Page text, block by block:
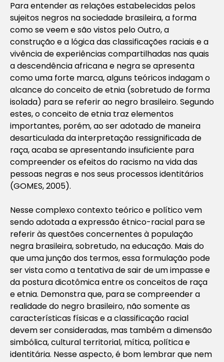
Para entender as relações estabelecidas pelos
sujeitos negros na sociedade brasileira, a forma
como se veem e são vistos pelo Outro, a
construção e a lógica das classificações raciais e a
vivência de experiências compartilhadas nas quais
a descendência africana e negra se apresenta
como uma forte marca, alguns teóricos indagam o
alcance do conceito de etnia (sobretudo de forma
isolada) para se referir ao negro brasileiro. Segundo
estes, o conceito de etnia traz elementos
importantes, porém, ao ser adotado de maneira
desarticulada da interpretação ressignificada de
raça, acaba se apresentando insuficiente para
compreender os efeitos do racismo na vida das
pessoas negras e nos seus processos identitários
(GOMES, 2005).
Nesse complexo contexto teórico e político vem
sendo adotada a expressão étnico-racial para se
referir às questões concernentes à população
negra brasileira, sobretudo, na educação. Mais do
que uma junção dos termos, essa formulação pode
ser vista como a tentativa de sair de um impasse e
da postura dicotômica entre os conceitos de raça
e etnia. Demonstra que, para se compreender a
realidade do negro brasileiro, não somente as
características físicas e a classificação racial
devem ser consideradas, mas também a dimensão
simbólica, cultural territorial, mítica, política e
identitária. Nesse aspecto, é bom lembrar que nem